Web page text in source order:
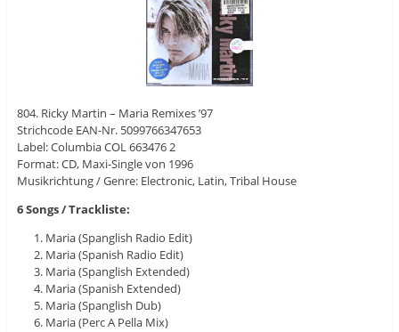
804. Ricky Martin – Maria Remixes ’97
Strichcode EAN-Nr. 5099766347653
Label: Columbia ‎COL 663476 2
Format: CD, Maxi-Single von 1996
Musikrichtung / Genre: Electronic, Latin, Tribal House
6 Songs / Trackliste:
Maria (Spanglish Radio Edit)
Maria (Spanish Radio Edit)
Maria (Spanglish Extended)
Maria (Spanish Extended)
Maria (Spanglish Dub)
Maria (Perc A Pella Mix)